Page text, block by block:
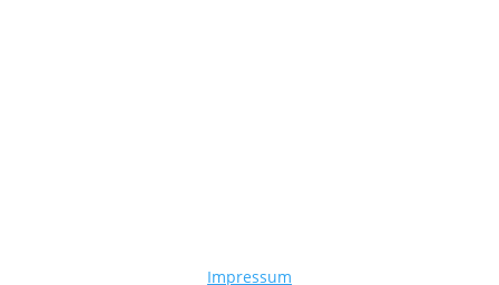
Impressum